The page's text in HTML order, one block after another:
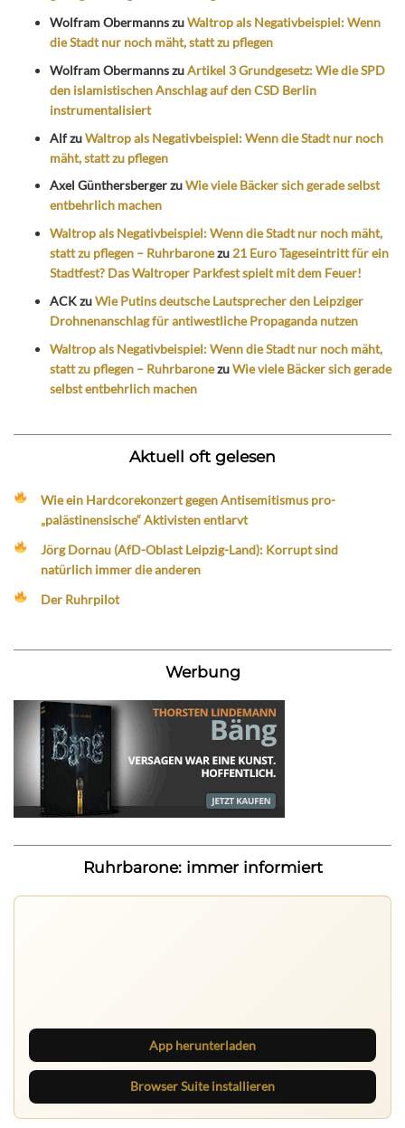
Wolfram ObermannszuWaltrop als Negativbeispiel: Wenn
die Stadt nur noch mäht, statt zu pflegen
Wolfram ObermannszuArtikel 3 Grundgesetz: Wie die SPD
den islamistischen Anschlag auf den CSD Berlin
instrumentalisiert
AlfzuWaltrop als Negativbeispiel: Wenn die Stadt nur noch
mäht, statt zu pflegen
Axel GünthersbergerzuWie viele Bäcker sich gerade selbst
entbehrlich machen
Waltrop als Negativbeispiel: Wenn die Stadt nur noch mäht,
statt zu pflegen – Ruhrbaronezu 21 Euro Tageseintritt für ein
Stadtfest? Das Waltroper Parkfest spielt mit dem Feuer!
ACKzuWie Putins deutsche Lautsprecher den Leipziger
Drohnenanschlag für antiwestliche Propaganda nutzen
Waltrop als Negativbeispiel: Wenn die Stadt nur noch mäht,
statt zu pflegen – RuhrbaronezuWie viele Bäcker sich gerade
selbst entbehrlich machen
Aktuell oft gelesen
Wie ein Hardcorekonzert gegen Antisemitismus pro-
„palästinensische“ Aktivisten entlarvt
Jörg Dornau (AfD-Oblast Leipzig-Land): Korrupt sind
natürlich immer die anderen
Der Ruhrpilot
Werbung
Ruhrbarone: immer informiert
App herunterladen
Browser Suite installieren